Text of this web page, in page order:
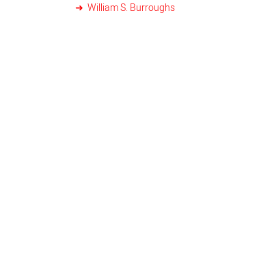
William S. Burroughs